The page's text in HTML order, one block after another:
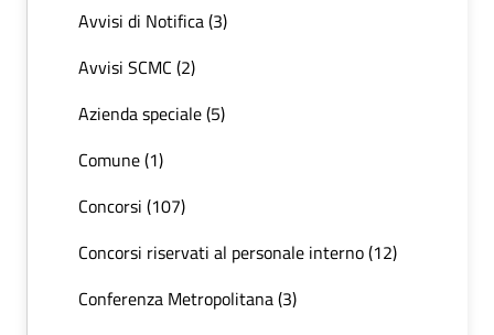
Avvisi di Notifica (3)
Avvisi SCMC (2)
Azienda speciale (5)
Comune (1)
Concorsi (107)
Concorsi riservati al personale interno (12)
Conferenza Metropolitana (3)